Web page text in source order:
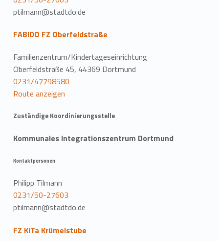
ptilmann@stadtdo.de
FABIDO FZ Oberfeldstraße
Familienzentrum/Kindertageseinrichtung
Oberfeldstraße 45, 44369 Dortmund
0231/47798580
Route anzeigen
Zuständige Koordinierungsstelle
Kommunales Integrationszentrum Dortmund
Kontaktpersonen
Philipp Tilmann
0231/50-27603
ptilmann@stadtdo.de
FZ KiTa Krümelstube